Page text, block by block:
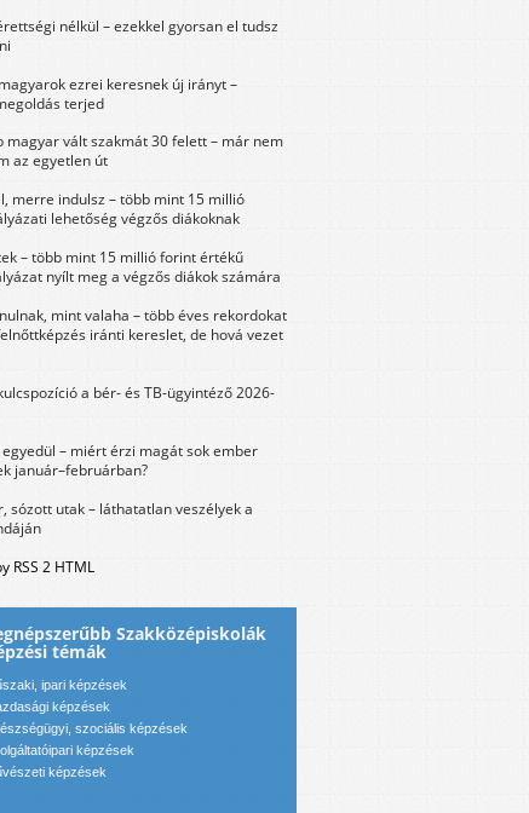
nélkül – ezekkel gyorsan el tudsz
ezrei keresnek új irányt –
terjed
magyar vált szakmát 30 felett – már nem
az egyetlen út
merre indulsz – több mint 15 millió
lehetőség végzős diákoknak
– több mint 15 millió forint értékű
nyílt meg a végzős diákok számára
mint valaha – több éves rekordokat
iránti kereslet, de hová vezet
a bér- és TB-ügyintéző 2026-
– miért érzi magát sok ember
január–februárban?
sózott utak – láthatatlan veszélyek a
RSS 2 HTML
Szakközépiskolák
témák
ipari képzések
képzések
szociális képzések
képzések
képzések